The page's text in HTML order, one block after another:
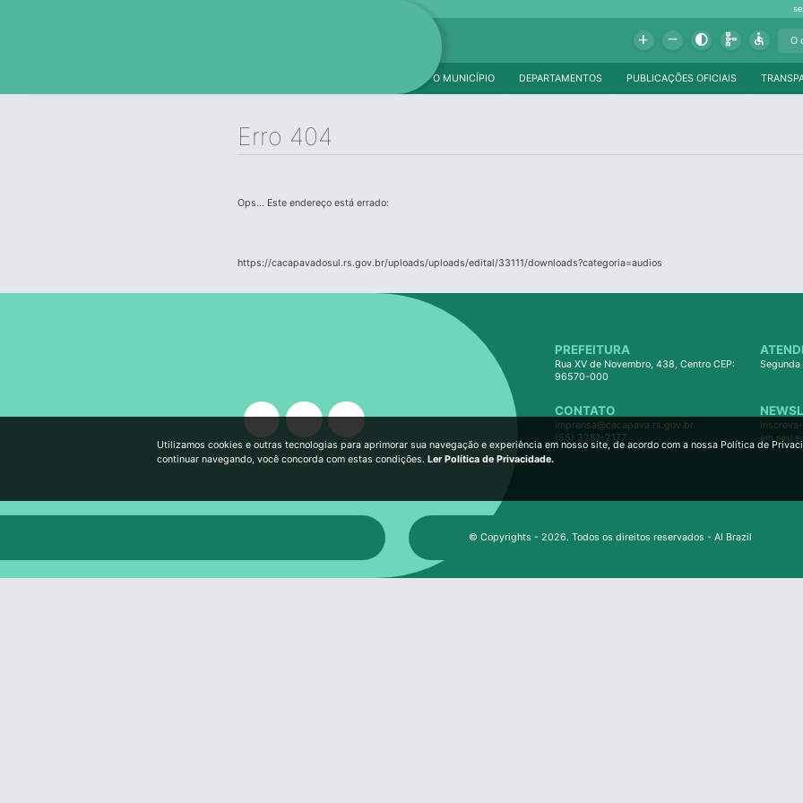
Add Remove Contrast Schema Accessible
PUBLICAÇÕES OFICIAIS
DEPARTAMENTOS
O MUNICÍPIO
Erro 404
Ops... Este endereço está errado:
https://cacapavadosul.rs.gov.br/uploads/uploads/edital/33111/downloads?categoria=audios
PREFEITURA
Rua XV de Novembro, 438, Centro CEP:
96570-000
Segunda
CONTATO
imprensa@cacapava.rs.gov.br
(55) 3281-2177
em seu
© Copyrights - 2026. Todos os direitos reservados - AI Brazil
Utilizamos cookies e outras tecnologias para aprimorar sua navegação e experiência em nosso site, de acordo com a nossa Política de
continuar navegando, você concorda com estas condições. Ler Política de Privacidade.